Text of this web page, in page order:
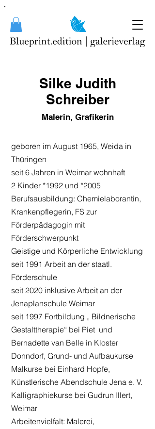
Silke Judith
Schreiber
Malerin, Grafikerin
geboren im August 1965, Weida in
Thüringen
seit 6 Jahren in Weimar wohnhaft
2 Kinder *1992 und *2005
Berufsausbildung: Chemielaborantin,
Krankenpflegerin, FS zur
Förderpädagogin mit
Förderschwerpunkt
Geistige und Körperliche Entwicklung
seit 1991 Arbeit an der staatl.
Förderschule
seit 2020 inklusive Arbeit an der
Jenaplanschule Weimar
seit 1997 Fortbildung „ Bildnerische
Gestalttherapie“ bei Piet und
Bernadette van Belle in Kloster
Donndorf, Grund- und Aufbaukurse
Malkurse bei Einhard Hopfe,
Künstlerische Abendschule Jena e. V.
Kalligraphiekurse bei Gudrun Illert,
Weimar
Arbeitenvielfalt: Malerei,